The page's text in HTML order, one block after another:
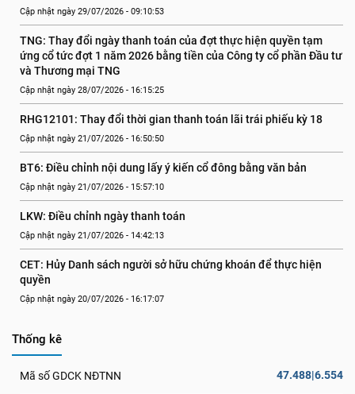
Cập nhật ngày 29/07/2026 - 09:10:53
TNG: Thay đổi ngày thanh toán của đợt thực hiện quyền tạm
ứng cổ tức đợt 1 năm 2026 bằng tiền của Công ty cổ phần Đầu tư
và Thương mại TNG
Cập nhật ngày 28/07/2026 - 16:15:25
RHG12101: Thay đổi thời gian thanh toán lãi trái phiếu kỳ 18
Cập nhật ngày 21/07/2026 - 16:50:50
BT6: Điều chỉnh nội dung lấy ý kiến cổ đông bằng văn bản
Cập nhật ngày 21/07/2026 - 15:57:10
LKW: Điều chỉnh ngày thanh toán
Cập nhật ngày 21/07/2026 - 14:42:13
CET: Hủy Danh sách người sở hữu chứng khoán để thực hiện
quyền
Cập nhật ngày 20/07/2026 - 16:17:07
Thống kê
Mã số GDCK NĐTNN 47.488|6.554